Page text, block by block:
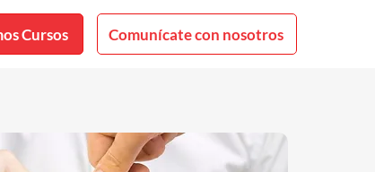
Cursos Comunícate con nosotros